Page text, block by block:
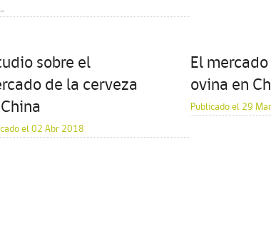
sobre el
de la cerveza
el 02 Abr 2018
El
ovina en
Publicado el 29